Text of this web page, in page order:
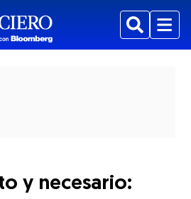
BuscarMenu
y necesario: